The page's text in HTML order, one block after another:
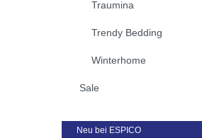
Traumina
Trendy Bedding
Winterhome
Sale
Neu bei ESPICO